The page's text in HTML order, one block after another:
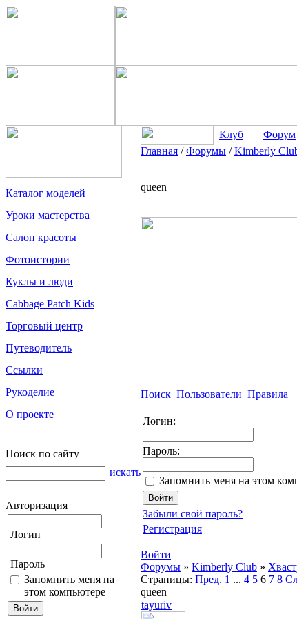
Каталог моделей
Уроки мастерства
Салон красоты
Фотоистории
Куклы и люди
Cabbage Patch Kids
Торговый центр
Путеводитель
Ссылки
Рукоделие
О проекте
Поиск по сайту
искать
Авторизация
Логин
Пароль
Запомнить меня на
этом компьютере
Клуб Форум
Главная /Форумы /Kimberly
queen
Поиск Пользователи Правила
Логин:
Пароль:
Запомнить меня на этом
Забыли свой пароль?
Регистрация
Войти
Форумы » Kimberly Club »
Страницы: Пред. 1 ... 4 5 6 7 8
queen
tayuriv